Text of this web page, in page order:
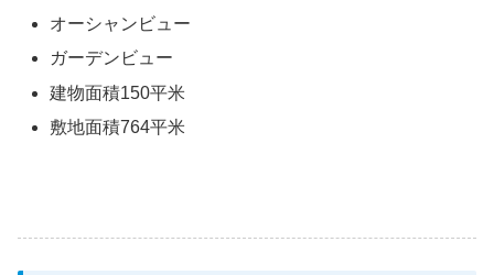
オーシャンビュー
ガーデンビュー
建物面積150平米
敷地面積764平米